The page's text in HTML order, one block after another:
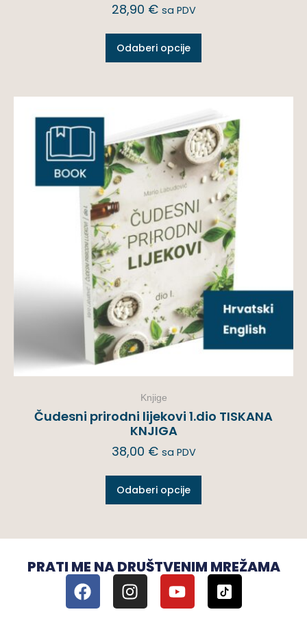
28,90 € sa PDV
Odaberi opcije
Knjige
Čudesni prirodni lijekovi 1.dio TISKANA
KNJIGA
38,00 € sa PDV
Odaberi opcije
PRATI ME NA DRUŠTVENIM MREŽAMA